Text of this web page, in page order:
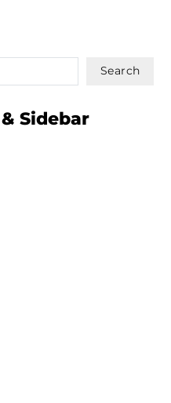
Search
Sidebar